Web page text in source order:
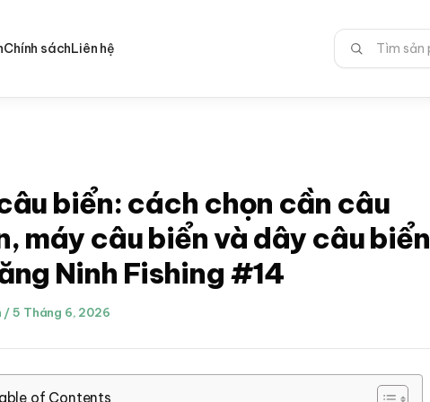
Chính sáchLiên hệ
Tìm
kiếm:
biển: cách chọn cần câu
máy câu biển và dây câu biển
Ninh Fishing #14
/5 Tháng 6, 2026
of Contents